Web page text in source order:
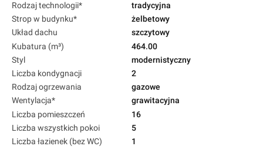
Rodzaj technologii*
tradycyjna
Strop w budynku*
żelbetowy
Układ dachu
szczytowy
Kubatura (m³)
464.00
Styl
modernistyczny
Liczba kondygnacji
2
Rodzaj ogrzewania
gazowe
Wentylacja*
grawitacyjna
Liczba pomieszczeń
16
Liczba wszystkich pokoi
5
Liczba łazienek (bez WC)
1